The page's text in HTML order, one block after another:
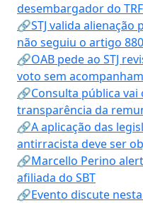
desembargador do
🔗STJ valida
não seguiu o artigo
🔗OAB pede ao STJ
voto sem
🔗Consulta pública
transparência da
🔗A aplicação das
antirracista deve ser
🔗Marcello Perino
afiliada do SBT
🔗Evento discute